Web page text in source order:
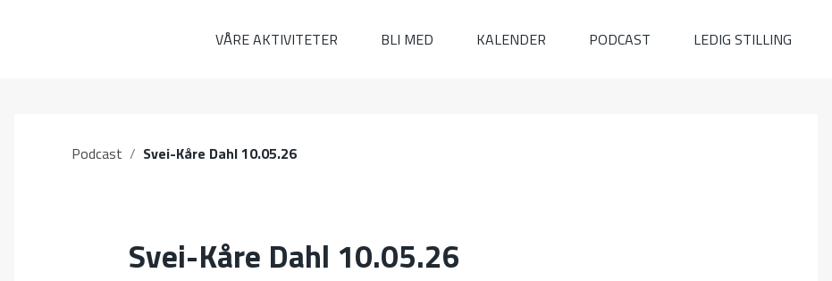
VÅRE AKTIVITETER BLI MED KALENDER PODCAST LEDIG STILLING
Podcast / Svei-Kåre Dahl 10.05.26
Svei-Kåre Dahl 10.05.26